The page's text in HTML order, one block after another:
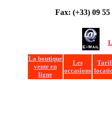
Fax: (+33) 09
La boutique
vente en
ligne
Les
occasions